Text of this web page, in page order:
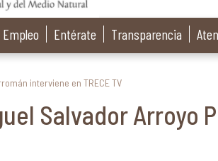
Empleo Entérate Transparencia
interviene en TRECE TV
Salvador Arroyo